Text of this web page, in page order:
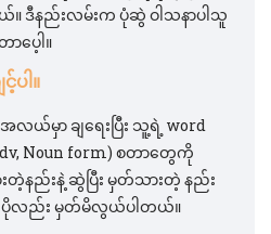
ဒီနည်းလမ်းက ပုံဆွဲ ဝါသနာပါသူ
ပေ့ါ။
ပါ။
ယ်မှာ ချရေးပြီး သူ့ရဲ့ word
Noun form) စတာတွေကို
နည်းနဲ့ ဆွဲပြီး မှတ်သားတဲ့ နည်း
လည်း မှတ်မိလွယ်ပါတယ်။